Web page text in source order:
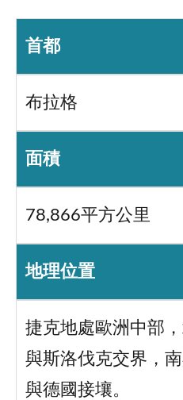
首都
布拉格
面積
78,866平方公里
地理位置
捷克地處歐洲中部
與斯洛伐克交界，
與德國接壤。